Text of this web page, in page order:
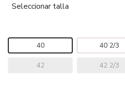
Seleccionar talla
40 40 2/3
42 42 2/3